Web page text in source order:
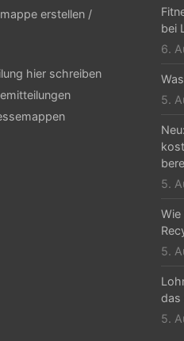
erstellen /
hier schreiben
bei
6.
5.
5.
Wie
5.
das
5.